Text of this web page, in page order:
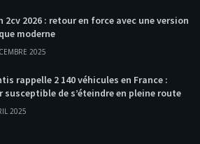
2cv 2026 : retour en force avec une version
moderne
2025
rappelle 2 140 véhicules en France :
susceptible de s’éteindre en pleine route
2025